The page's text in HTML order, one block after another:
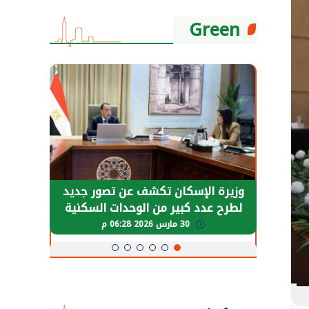
Green
دولي وزيرة الإسكان تكشف عن تصور جديد
لطرح عدد كبير من الوحدات السكنية
بنظام الإيجار